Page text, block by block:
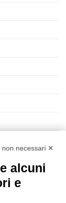
non necessari ✕
alcuni
e